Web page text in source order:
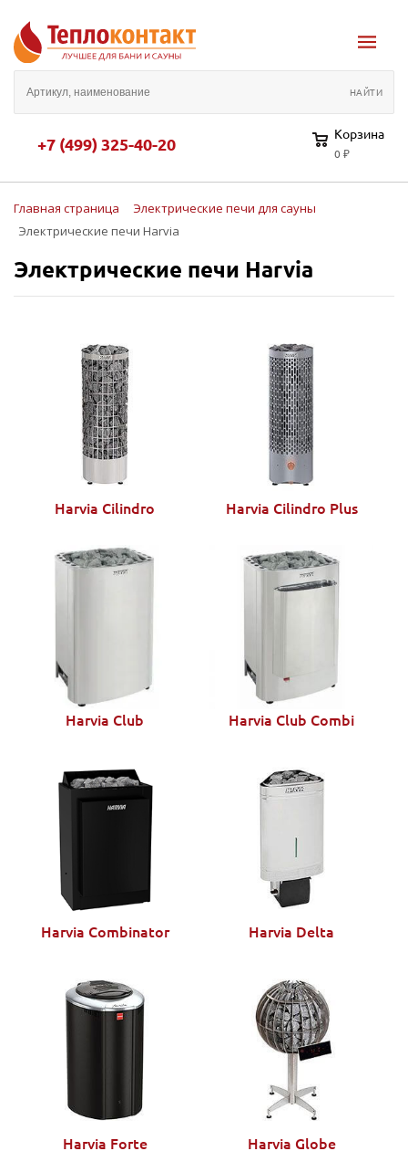
+7 (499) 325-40-20 Корзина
0 ₽
Главная страница
Электрические печи для сауны
Электрические печи Harvia
Электрические печи Harvia
Harvia Cilindro Harvia Cilindro Plus
Harvia Club Harvia Club Combi
Harvia Combinator Harvia Delta
Harvia Forte Harvia Globe